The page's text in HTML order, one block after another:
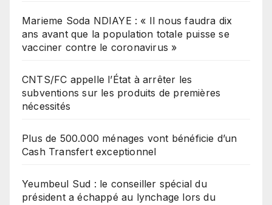
Marieme Soda NDIAYE : « Il nous faudra dix
ans avant que la population totale puisse se
vacciner contre le coronavirus »
CNTS/FC appelle l’État à arrêter les
subventions sur les produits de premières
nécessités
Plus de 500.000 ménages vont bénéficie d’un
Cash Transfert exceptionnel
Yeumbeul Sud : le conseiller spécial du
président a échappé au lynchage lors du